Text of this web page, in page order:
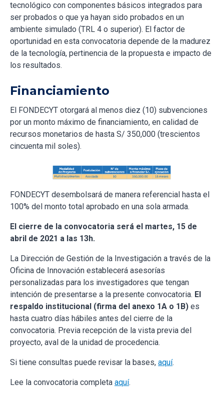
tecnológico con componentes básicos integrados para
ser probados o que ya hayan sido probados en un
ambiente simulado (TRL 4 o superior). El factor de
oportunidad en esta convocatoria depende de la madurez
de la tecnología, pertinencia de la propuesta e impacto de
los resultados.
Financiamiento
El FONDECYT otorgará al menos diez (10) subvenciones
por un monto máximo de financiamiento, en calidad de
recursos monetarios de hasta S/ 350,000 (trescientos
cincuenta mil soles).
FONDECYT desembolsará de manera referencial hasta el
100% del monto total aprobado en una sola armada.
El cierre de la convocatoria será el martes, 15 de
abril de 2021 a las 13h.
La Dirección de Gestión de la Investigación a través de la
Oficina de Innovación establecerá asesorías
personalizadas para los investigadores que tengan
intención de presentarse a la presente convocatoria. El
respaldo institucional (firma del anexo 1A o 1B) es
hasta cuatro días hábiles antes del cierre de la
convocatoria. Previa recepción de la vista previa del
proyecto, aval de la unidad de procedencia.
Si tiene consultas puede revisar la bases, aquí.
Lee la convocatoria completa aquí.